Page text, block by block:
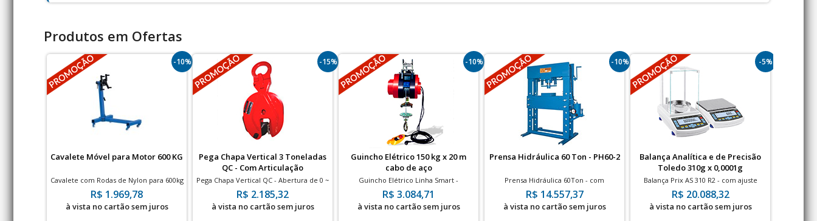
Produtos em Ofertas
-10%
Cavalete Móvel para Motor 600 KG
Cavalete com Rodas de Nylon para 600kg
- Bovenau
R$ 1.969,78
à vista no cartão sem juros
-15%
Pega Chapa Vertical 3 Toneladas
QC - Com Articulação
Pega Chapa Vertical QC - Abertura de 0 ~
30 mm
R$ 2.185,32
à vista no cartão sem juros
-10%
Guincho Elétrico 150 kg x 20 m
cabo de aço
Guincho Elétrico Linha Smart -
Capacidade de carga de até 150 kg
R$ 3.084,71
à vista no cartão sem juros
-10%
Prensa Hidráulica 60 Ton - PH60-2
Prensa Hidráulica 60Ton - com
Manômetro
R$ 14.557,37
à vista no cartão sem juros
-5%
Balança Analítica e de Precisão
Toledo 310g x 0,0001g
Balança Prix AS 310 R2 - com ajuste
interno - 310g x 0,0001g
R$ 20.088,32
à vista no cartão sem juros